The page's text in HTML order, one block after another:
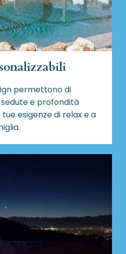
permettono di
e profondità
esigenze di relax e a